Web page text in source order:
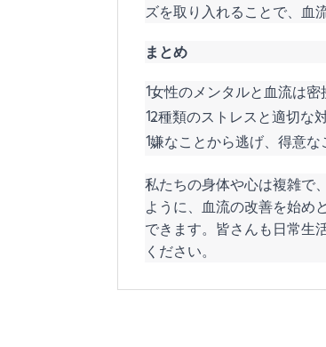
ズを取り入れることで、血
まとめ
女性のメンタルと血流は密
2種類のストレスと適切な
嫌なことから逃げ、得意な
私たちの身体や心は複雑で
ように、血流の改善を始め
できます。皆さんも日常生
ください。